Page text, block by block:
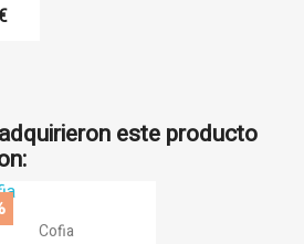
este producto
 Vista rápida
Cofia